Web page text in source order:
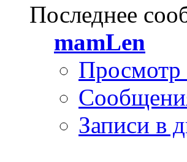
Последнее
mamLen
Записи в